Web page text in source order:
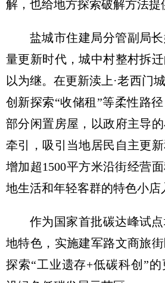
解，也给地方探索破解方法提
盐城市住建局分管副局
量更新时代，城中村整村拆
以为继。在更新渎上·老西门
创新探索“收储租”等柔性路
部分闲置房屋，以政府主导
牵引，吸引当地居民自主更
增加超1500平方米沿街经营
地生活和年轻客群的特色小店
作为国家首批碳达峰试
地特色，实施建军路文商旅
探索“工业遗存+低碳科创”